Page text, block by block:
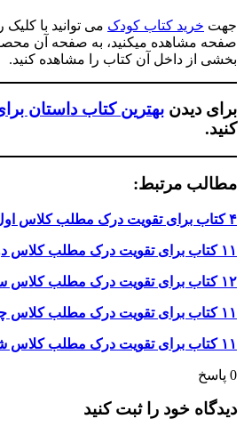
جهت خرید کتاب کودک می توانید با
صفحه مشاهده میکنید، به صفحه آن
بخشی از داخل آن کتاب را مشاهده کنید.
برای دیدن بهترین کتاب داستان
کنید.
مطالب مرتبط:
۴ کتاب برای تقویت درک مطلب کلاس اول
۱۱ کتاب برای تقویت درک مطلب کلاس دوم
۱۲ کتاب برای تقویت درک مطلب کلاس سوم
۱۱ کتاب برای تقویت درک مطلب کلاس چهارم
۱۱ کتاب برای تقویت درک مطلب کلاس ششم
0 پاسخ
دیدگاه خود را ثبت کنید